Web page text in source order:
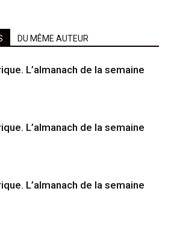
DU MÊME AUTEUR
L’almanach de la semaine
L’almanach de la semaine
L’almanach de la semaine